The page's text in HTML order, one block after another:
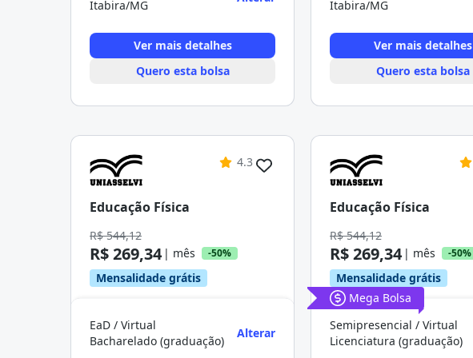
Itabira/MG
Ver mais detalhes
Quero esta bolsa
Itabira/MG
Ver mais detalhes
Quero esta bolsa
4.3
Educação Física
R$ 544,12
R$ 269,34 | mês -50%
Mensalidade grátis
EaD / Virtual
Bacharelado (graduação)
Alterar
Educação Física
R$ 544,12
R$ 269,34 | mês -50%
Mensalidade grátis
Mega Bolsa
Semipresencial / Virtual
Licenciatura (graduação)